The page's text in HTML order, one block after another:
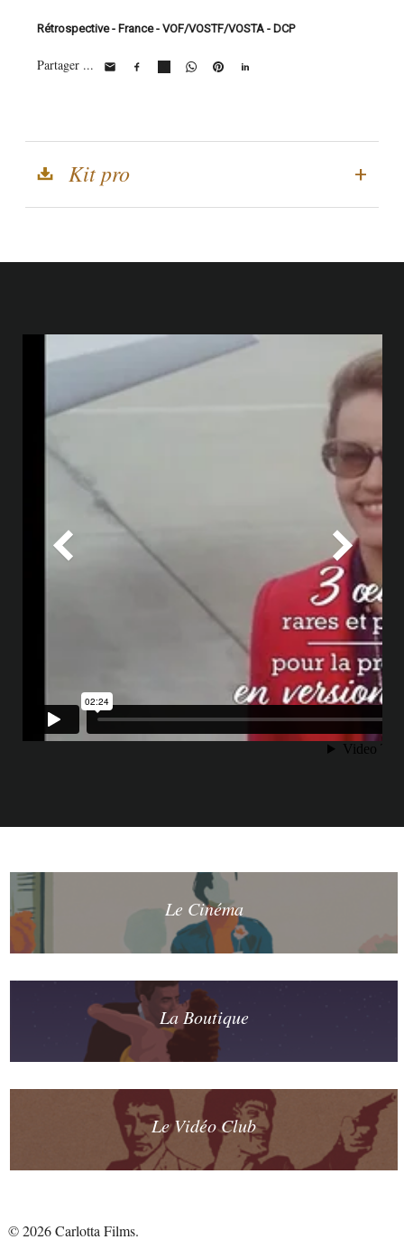
Rétrospective - France - VOF/VOSTF/VOSTA - DCP
Partager ...
Kit pro
Le Cinéma
La Boutique
Le Vidéo Club
© 2026 Carlotta Films.